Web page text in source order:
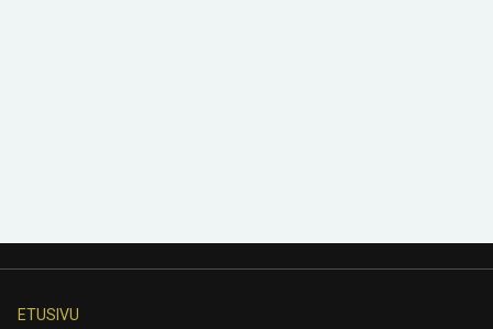
ETUSIVU